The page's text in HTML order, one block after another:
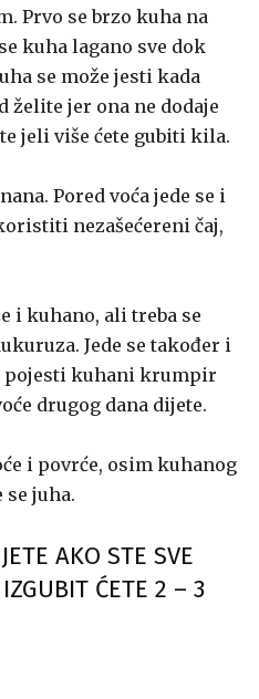
Prvo se brzo kuha na
kuha lagano sve dok
se može jesti kada
jer ona ne dodaje
jeli više ćete gubiti kila.
Pored voća jede se i
nezašećereni čaj,
i kuhano, ali treba se
Jede se također i
pojesti kuhani krumpir
drugog dana dijete.
i povrće, osim kuhanog
juha.
AKO STE SVE
ĆETE 2 – 3